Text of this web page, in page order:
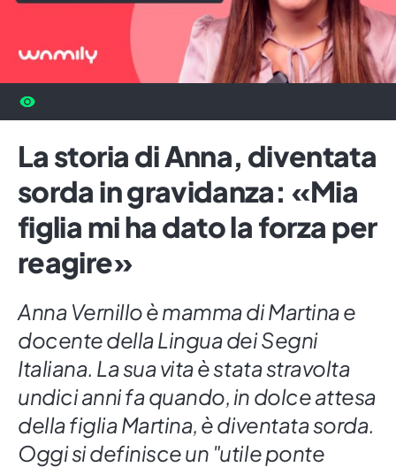
La storia di Anna, diventata
sorda in gravidanza: «Mia
figlia mi ha dato la forza per
reagire»
Anna Vernillo è mamma di Martina e
docente della Lingua dei Segni
Italiana. La sua vita è stata stravolta
undici anni fa quando, in dolce attesa
della figlia Martina, è diventata sorda.
Oggi si definisce un "utile ponte